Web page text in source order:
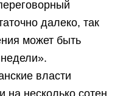
далеко, так
может быть
власти
на несколько сотен